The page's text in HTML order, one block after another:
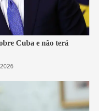
Cuba e não terá